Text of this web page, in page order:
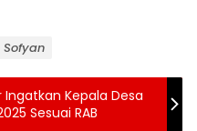
Sofyan
Kepala Desa
Sesuai RAB